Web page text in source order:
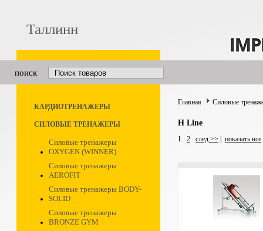
Таллинн
поиск
КАРДИОТРЕНАЖЕРЫ
СИЛОВЫЕ ТРЕНАЖЕРЫ
Силовые тренажеры
OXYGEN (WINNER)
Силовые тренажеры
AEROFIT
Силовые тренажеры BODY-
SOLID
Силовые тренажеры
BRONZE GYM
Главная Силовые
H Line
1 2 след >> показать все